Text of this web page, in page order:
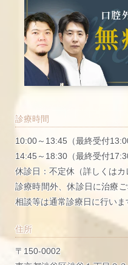
診療時間
10:00～13:45（最終受付
14:45～18:30（最終受付
休診日：不定休（詳しくはカ
診療時間外、休診日に治療
相談等は通常診療日に行いま
住所
〒150-0002